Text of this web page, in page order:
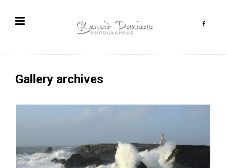
Gallery archives